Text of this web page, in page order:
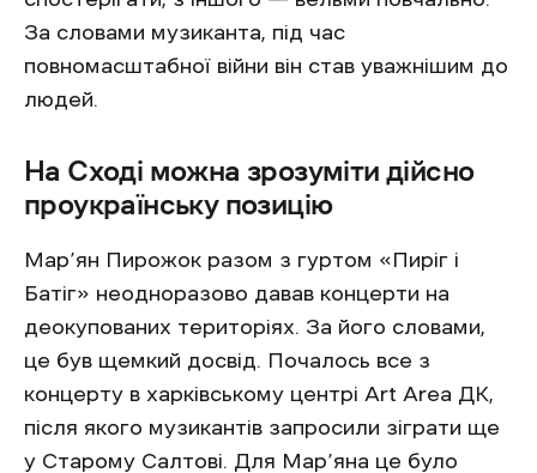
За словами музиканта, під час
повномасштабної війни він став уважнішим до
людей.
На Сході можна зрозуміти дійсно
проукраїнську позицію
Мар’ян Пирожок разом з гуртом «Пиріг і
Батіг» неодноразово давав концерти на
деокупованих територіях. За його словами,
це був щемкий досвід. Почалось все з
концерту в харківському центрі Art Area ДК,
після якого музикантів запросили зіграти ще
у Старому Салтові. Для Мар’яна це було